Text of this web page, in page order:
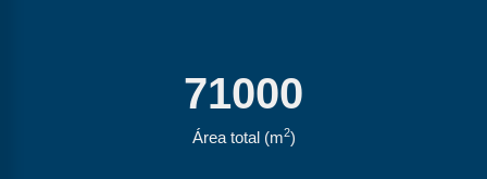
71000
Área total (m2)